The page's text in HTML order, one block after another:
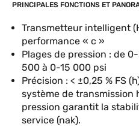
PRINCIPALES FONCTIONS ET
Transmetteur intelligent
performance « c »
Plages de pression : de
500 à 0-15 000 psi
Précision : < ±0,25 % FS
système de
pression garantit la
service (nak).